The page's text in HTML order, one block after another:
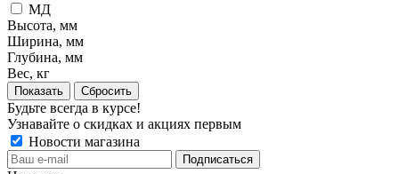
МД
Высота, мм
Ширина, мм
Глубина, мм
Вес, кг
Сбросить
Будьте всегда в курсе!
Узнавайте о скидках и акциях первым
Новости магазина